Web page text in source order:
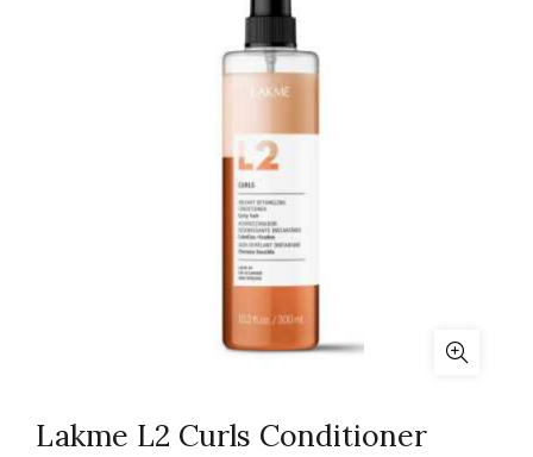
Lakme L2 Curls Conditioner